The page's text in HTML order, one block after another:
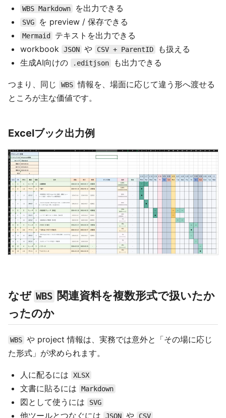
WBS Markdown を出力できる
SVG を preview / 保存できる
Mermaid
テキストを出力できる
workbook JSON や CSV + ParentID
も扱える
生成AI向けの
.editjson も出力できる
つまり、同じ WBS 情報を、場面に応じて違う形へ渡せる
ところが主な価値です。
Excelブック出力例
なぜ WBS 関連資料を複数形式で扱いたか
ったのか
WBS や project 情報は、実務では意外と「その場に応じ
た形式」が求められます。
人に配るには XLSX
文書に貼るには Markdown
図として使うには SVG
他ツールとつなぐには JSON や CSV